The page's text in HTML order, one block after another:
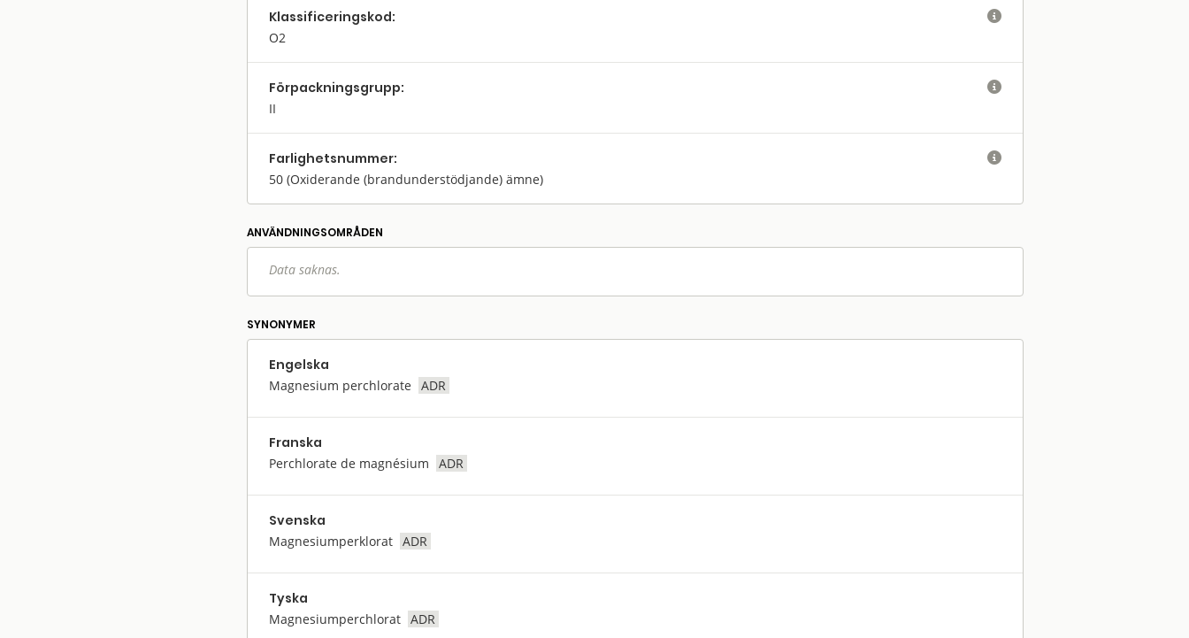
Klassifi­cerings­kod:
O2

Förpack­nings­grupp:
II

Farlighets­nummer:
50 (Oxiderande (brandunderstödjande) ämne)

ANVÄNDNINGS­OMRÅDEN
Data saknas.
SYNONYMER
Engelska
Magnesium perchlorate ADR
Franska
Perchlorate de magnésium ADR
Svenska
Magnesiumperklorat ADR
Tyska
Magnesiumperchlorat ADR